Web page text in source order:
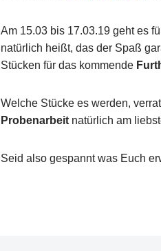
Am 15.03 bis 17.03.19 geht es
natürlich heißt, das der Spaß
Stücken für das kommende
Welche Stücke es werden,
Probenarbeit natürlich am
Seid also gespannt was Euch